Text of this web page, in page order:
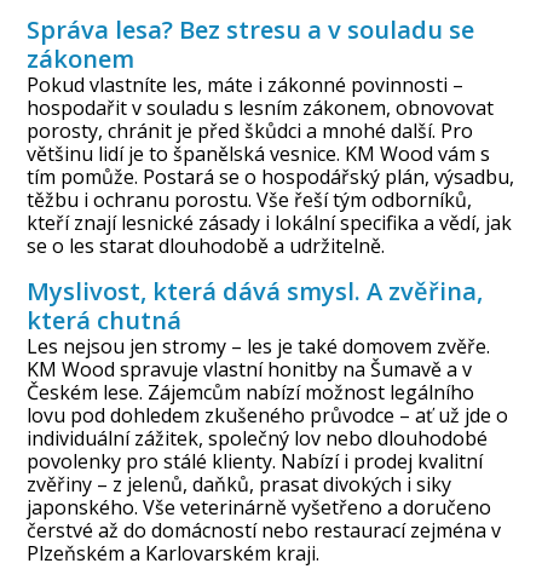
Správa lesa? Bez stresu a v souladu se
zákonem
Pokud vlastníte les, máte i zákonné povinnosti –
hospodařit v souladu s lesním zákonem, obnovovat
porosty, chránit je před škůdci a mnohé další. Pro
většinu lidí je to španělská vesnice. KM Wood vám s
tím pomůže. Postará se o hospodářský plán, výsadbu,
těžbu i ochranu porostu. Vše řeší tým odborníků,
kteří znají lesnické zásady i lokální specifika a vědí, jak
se o les starat dlouhodobě a udržitelně.
Myslivost, která dává smysl. A zvěřina,
která chutná
Les nejsou jen stromy – les je také domovem zvěře.
KM Woodspravuje vlastní honitby na Šumavě a v
Českém lese. Zájemcům nabízí možnost legálního
lovu pod dohledem zkušeného průvodce – ať už jde o
individuální zážitek, společný lov nebo dlouhodobé
povolenky pro stálé klienty. Nabízí i prodej kvalitní
zvěřiny – z jelenů, daňků, prasat divokých i siky
japonského. Vše veterinárně vyšetřeno a doručeno
čerstvé až do domácností nebo restaurací zejména v
Plzeňském a Karlovarském kraji.